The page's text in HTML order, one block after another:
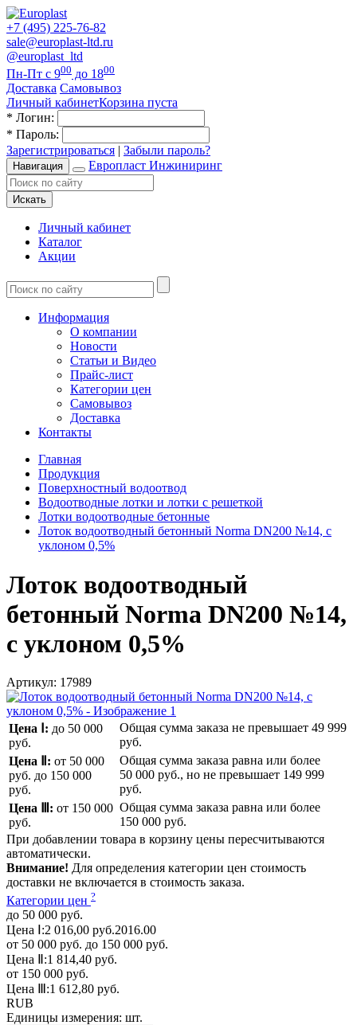
+7 (495) 225-76-82
sale@europlast-ltd.ru
@europlast_ltd
Пн-Пт с 900 до 1800
Доставка Самовывоз
Личный кабинетКорзина пуста
* Логин:
* Пароль:
Зарегистрироваться | Забыли пароль?
Навигация Европласт Инжиниринг
Искать
Личный кабинет
Каталог
Акции
Информация
О компании
Новости
Статьи и Видео
Прайс-лист
Категории цен
Самовывоз
Доставка
Контакты
Главная
Продукция
Поверхностный водоотвод
Водоотводные лотки и лотки с решеткой
Лотки водоотводные бетонные
Лоток водоотводный бетонный Norma DN200 №14, с
уклоном 0,5%
Лоток водоотводный
бетонный Norma DN200 №14,
с уклоном 0,5%
Артикул: 17989
Цена Ⅰ: до 50 000
руб.
Общая сумма заказа не превышает 49 999
руб.
Цена Ⅱ: от 50 000
руб. до 150 000
руб.
Общая сумма заказа равна или более
50 000 руб., но не превышает 149 999
руб.
Цена Ⅲ: от 150 000
руб.
Общая сумма заказа равна или более
150 000 руб.
При добавлении товара в корзину цены пересчитываются
автоматически.
Внимание! Для определения категории цен стоимость
доставки не включается в стоимость заказа.
Категории цен ?
до 50 000 руб.
Цена Ⅰ:2 016,00 руб.2016.00
от 50 000 руб. до 150 000 руб.
Цена Ⅱ:1 814,40 руб.
от 150 000 руб.
Цена Ⅲ:1 612,80 руб.
RUB
Единицы измерения: шт.